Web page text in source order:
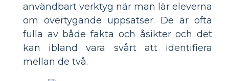
användbart verktyg när man lär eleverna
om övertygande uppsatser. De är ofta
fulla av både fakta och åsikter och det
kan ibland vara svårt att identifiera
mellan de två.